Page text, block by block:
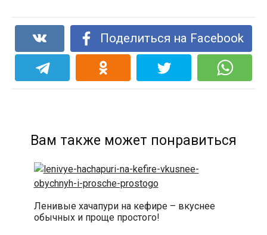
Поделиться на Facebook
Вам также может понравиться
Ленивые хачапури на кефире – вкуснее
обычных и проще простого!